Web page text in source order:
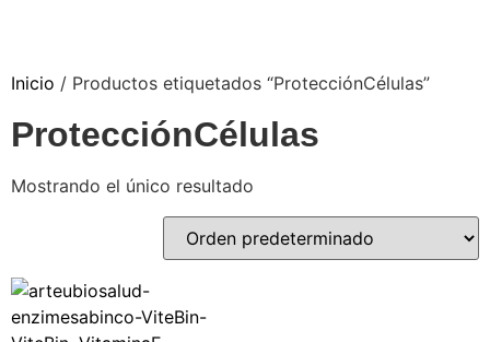
Inicio / Productos etiquetados “ProtecciónCélulas”
ProtecciónCélulas
Mostrando el único resultado